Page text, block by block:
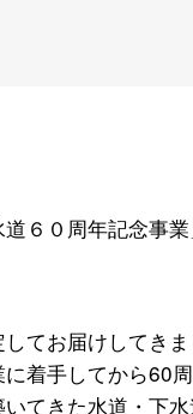
６０周年記念事
てお届けしてき
着手してから60周
てきた水道・下